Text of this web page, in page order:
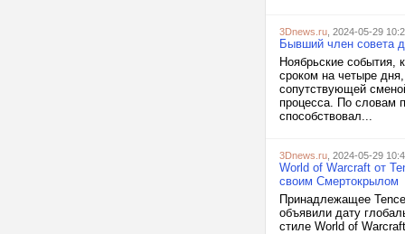
3Dnews.ru , 2024-05-29
Бывший член совета
Ноябрьские события,
сроком на четыре
сопутствующей
процесса. По словам
способствовал...
3Dnews.ru , 2024-05-29
World of Warcraft от
своим Смертокрылом
Принадлежащее
объявили дату
стиле World of